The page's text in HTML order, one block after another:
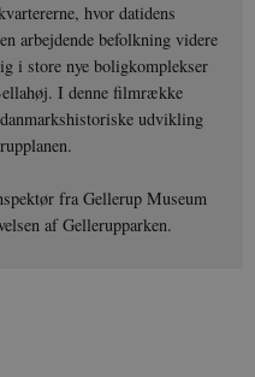
hvor datidens
arbejdende befolkning videre
i store nye boligkomplekser
I denne filmrække
udvikling
fra Gellerup Museum
af Gellerupparken.